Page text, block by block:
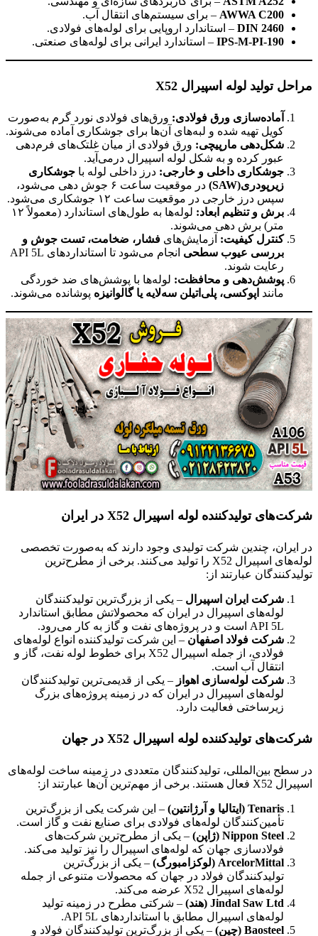
AWWA C200 – برای سیستم‌های انتقال آب.
DIN 2460 – استاندارد اروپایی برای لوله‌های فولادی.
IPS-M-PI-190 – استاندارد ایرانی برای لوله‌های صنعتی.
مراحل تولید لوله اسپیرال
آماده‌سازی ورق فولادی: ورق‌های فولادی نورد گرم به‌صورت
کویل تهیه شده و لبه‌های آن‌ها برای جوشکاری آماده می‌شوند.
شکل‌دهی مارپیچی: ورق فولادی از میان غلتک‌های فرم‌دهی
عبور کرده و به شکل لوله اسپیرال درمی‌آید.
جوشکاری داخلی و خارجی: درز داخلی لوله با جوشکاری
زیرپودری(SAW)
در موقعیت ساعت ۶ جوش دهی می‌شود،
سپس درز خارجی در موقعیت ساعت ۱۲ جوشکاری می‌شود.
برش و تنظیم ابعاد:
لوله‌ها به طول‌های استاندارد (معمولاً ۱۲
متر) برش دهی می‌شوند.
کنترل کیفیت: آزمایش‌های فشار، ضخامت، تست جوش و
بررسی عیوب سطحی
انجام می‌شود تا استانداردهای API 5L
رعایت شوند.
پوشش‌دهی و محافظت: لوله‌ها با پوشش‌های ضد خوردگی
مانند اپوکسی، پلی‌اتیلن سه‌لایه یا گالوانیزه پوشانده می‌شوند.
شرکت‌های تولیدکننده لوله اسپیرال در ایران
در ایران، چندین شرکت تولیدی وجود دارند که به‌صورت تخصصی
لوله‌های اسپیرال X52 را تولید می‌کنند. برخی از مطرح‌ترین
تولیدکنندگان عبارتند از:
شرکت ایران اسپیرال – یکی از بزرگ‌ترین تولیدکنندگان
لوله‌های اسپیرال در ایران که محصولاتش مطابق استاندارد
API 5L است و در پروژه‌های نفت و گاز به کار می‌رود.
شرکت فولاد اصفهان – این شرکت تولیدکننده انواع لوله‌های
فولادی، از جمله اسپیرال X52 برای خطوط لوله نفت، گاز و
انتقال آب است.
شرکت لوله‌سازی اهواز – یکی از قدیمی‌ترین تولیدکنندگان
لوله‌های اسپیرال در ایران که در زمینه پروژه‌های بزرگ
زیرساختی فعالیت دارد.
شرکت‌های تولیدکننده لوله اسپیرال در جهان
در سطح بین‌المللی، تولیدکنندگان متعددی در زمینه ساخت لوله‌های
اسپیرال X52 فعال هستند. برخی از مهم‌ترین آن‌ها عبارتند از:
Tenaris ( ایتالیا و آرژانتین) – این شرکت یکی از بزرگ‌ترین
تأمین‌کنندگان لوله‌های فولادی برای صنایع نفت و گاز است.
Nippon Steel ( ژاپن) – یکی از مطرح‌ترین شرکت‌های
فولادسازی جهان که لوله‌های اسپیرال را نیز تولید می‌کند.
ArcelorMittal (
لوکزامبورگ) – یکی از بزرگ‌ترین
تولیدکنندگان فولاد در جهان که محصولات متنوعی از جمله
لوله‌های اسپیرال X52 عرضه می‌کند.
Jindal Saw Ltd ( هند) – شرکتی مطرح در زمینه تولید
لوله‌های اسپیرال مطابق با استانداردهای API 5L.
Baosteel ( چین) – یکی از بزرگ‌ترین تولیدکنندگان فولاد و